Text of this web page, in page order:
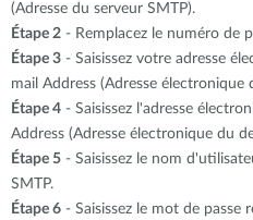
(Adresse du serveur SMTP).
Étape 2 - Remplacez le numéro de
Étape 3 - Saisissez votre adresse
mail Address (Adresse électronique
Étape 4 - Saisissez l'adresse
Address (Adresse électronique du
Étape 5 - Saisissez le nom
SMTP.
Étape 6 - Saisissez le mot de passe